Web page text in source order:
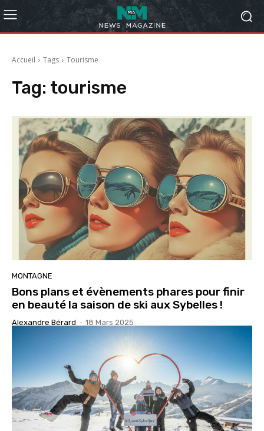
Accueil Tags Tourisme
Tag: tourisme
MONTAGNE
Bons plans et évènements phares pour finir
en beauté la saison de ski aux Sybelles !
Alexandre Bérard - 18 Mars 2025